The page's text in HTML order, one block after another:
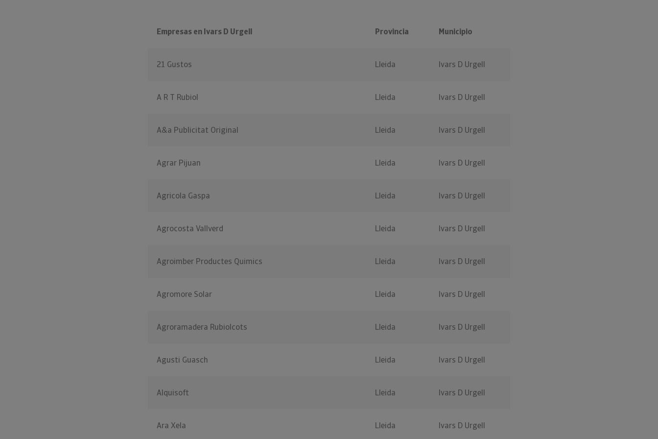
Empresas en Ivars D Urgell Provincia Municipio
21 Gustos Lleida Ivars D Urgell
A R T Rubiol Lleida Ivars D Urgell
A&a Publicitat Original Lleida Ivars D Urgell
Agrar Pijuan Lleida Ivars D Urgell
Agricola Gaspa Lleida Ivars D Urgell
Agrocosta Vallverd Lleida Ivars D Urgell
Agroimber Productes Quimics Lleida Ivars D Urgell
Agromore Solar Lleida Ivars D Urgell
Agroramadera Rubiolcots Lleida Ivars D Urgell
Agusti Guasch Lleida Ivars D Urgell
Alquisoft Lleida Ivars D Urgell
Ara Xela Lleida Ivars D Urgell